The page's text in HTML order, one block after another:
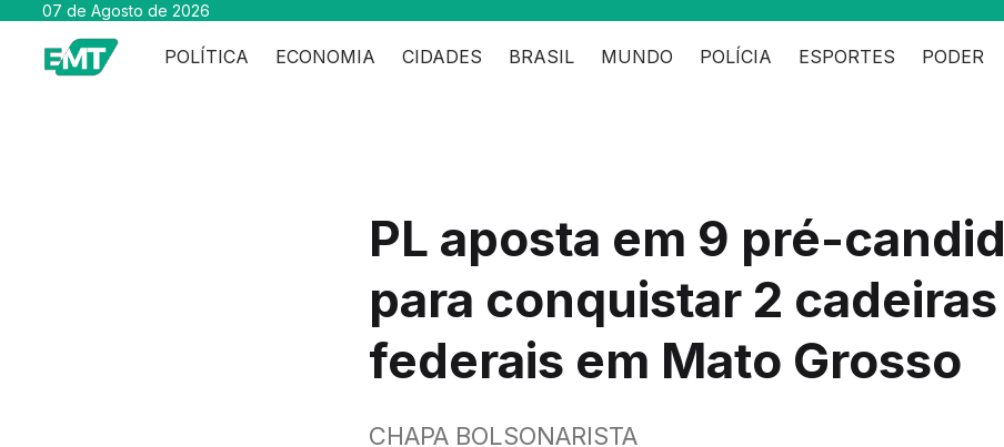
07 de Agosto de 2026
POLÍTICA ECONOMIA CIDADES BRASIL MUNDO POLÍCIA ESPORTES PODER
PL aposta em 9 pré-
para conquistar 2 cadeiras
federais em Mato Grosso
CHAPA BOLSONARISTA